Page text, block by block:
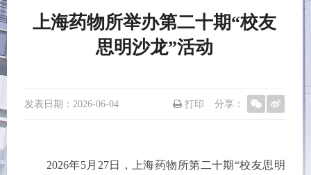
上海药物所举办第二十期“校友
思明沙龙”活动
发表日期： 2026-06-04 分享：
打印
2026年5月27日，上海药物所第二十期“校友思明